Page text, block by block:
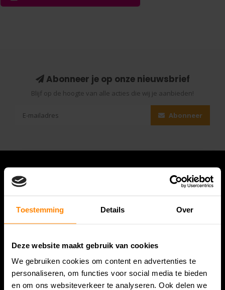
Toestemming Details Over
Deze website maakt gebruik van cookies
We gebruiken cookies om content en advertenties te
personaliseren, om functies voor social media te bieden
en om ons websiteverkeer te analyseren. Ook delen we
Abonneer je op onze nieuwsbrief
Blijf op de hoogte van alle acties die wij je aanbieden!
Abonneer
Bespanracket.nl is dé racketspecialist van Lelystad en
omstreken.